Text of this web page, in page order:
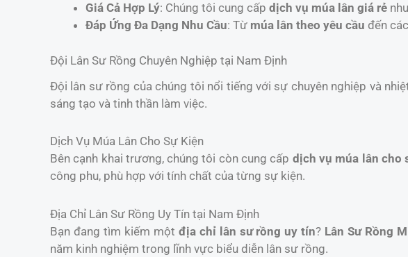
Giá Cả Hợp Lý: Chúng tôi cung cấp dịch vụ múa lân giá rẻ
Đáp Ứng Đa Dạng Nhu Cầu: Từ múa lân theo yêu cầu đến
Đội Lân Sư Rồng Chuyên Nghiệp tại Nam Định
Đội lân sư rồng của chúng tôi nổi tiếng với sự chuyên nghiệp và
sáng tạo và tinh thần làm việc.
Dịch Vụ Múa Lân Cho Sự Kiện
Bên cạnh khai trương, chúng tôi còn cung cấp dịch vụ múa lân cho
công phu, phù hợp với tính chất của từng sự kiện.
Địa Chỉ Lân Sư Rồng Uy Tín tại Nam Định
Bạn đang tìm kiếm một địa chỉ lân sư rồng uy tín? Lân Sư Rồng
năm kinh nghiệm trong lĩnh vực biểu diễn lân sư rồng.